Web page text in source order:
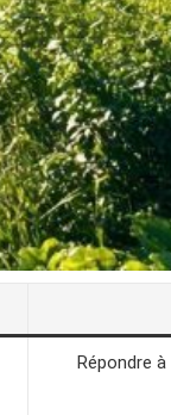
Répondre à